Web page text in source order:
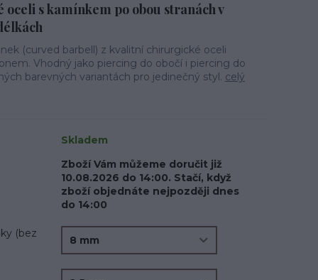
s kamínkem po obou stranách v
(curved barbell) z kvalitní chirurgické oceli
Vhodný jako piercing do obočí i piercing do
barevných variantách pro jedinečný styl. celý
Skladem
Zboží Vám můžeme doručit již
10.08.2026 do 14:00. Stačí, když
zboží objednáte nejpozději dnes
do 14:00
(bez